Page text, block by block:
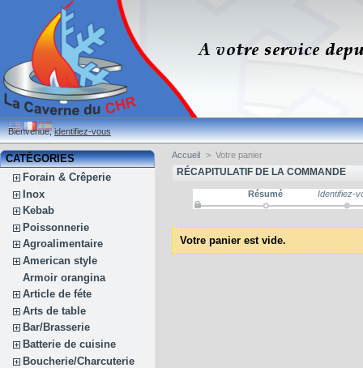
Bienvenue,identifiez-vous
CATÉGORIES
Forain & Crêperie
Inox
Kebab
Poissonnerie
Agroalimentaire
American style
Armoir orangina
Article de féte
Arts de table
Bar/Brasserie
Batterie de cuisine
Boucherie/Charcuterie
Accueil > Votre panier
RÉCAPITULATIF DE LA COMMANDE
Résumé Identifiez-
Votre panier est vide.